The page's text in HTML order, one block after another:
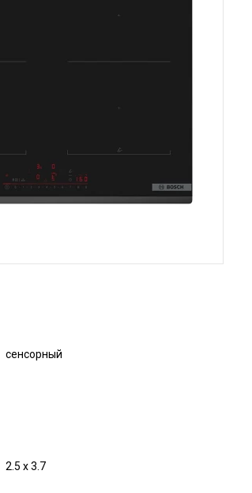
сенсорный
2.5 х 3.7